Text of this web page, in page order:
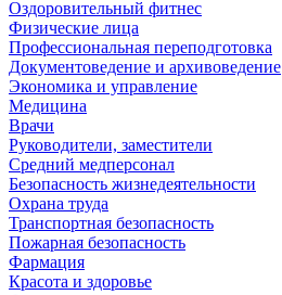
Оздоровительный фитнес
Физические лица
Профессиональная переподготовка
Документоведение и архивоведение
Экономика и управление
Медицина
Врачи
Руководители, заместители
Средний медперсонал
Безопасность жизнедеятельности
Охрана труда
Транспортная безопасность
Пожарная безопасность
Фармация
Красота и здоровье